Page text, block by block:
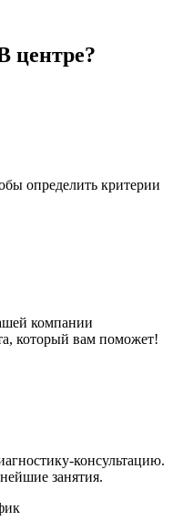
центре?
определить критерии
компании
который вам поможет!
консультацию.
занятия.